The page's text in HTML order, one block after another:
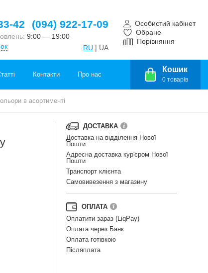
42 (094) 922-17-09
9:00 — 19:00
RU | UA
Особистий кабінет
Обране
Порівняння
Контакти Про нас
Кошик
0 товарів
в асортименті
ДОСТАВКА
Доставка на відділення Нової
Пошти
Адресна доставка кур'єром Нової
Пошти
Транспорт клієнта
Самовивезення з магазину
ОПЛАТА
Оплатити зараз (LiqPay)
Оплата через Банк
Оплата готівкою
Післяплата